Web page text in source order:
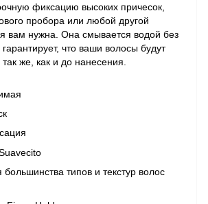
фиксацию высоких причесок,
пробора или любой другой
вам нужна. Она смывается водой без
что ваши волосы будут
так же, как и до нанесения.
типов и текстур волос